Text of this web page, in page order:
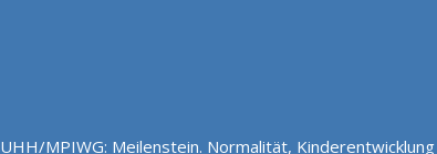
UHH/MPIWG: Meilenstein. Normalität,